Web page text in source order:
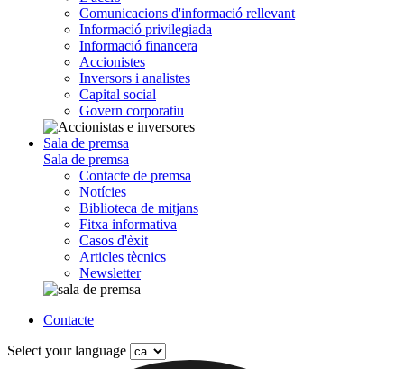
Comunicacions d'informació rellevant
Informació privilegiada
Informació financera
Accionistes
Inversors i analistes
Capital social
Govern corporatiu
Sala de premsa
Sala de premsa
Contacte de premsa
Notícies
Biblioteca de mitjans
Fitxa informativa
Casos d'èxit
Articles tècnics
Newsletter
Contacte
Select your language